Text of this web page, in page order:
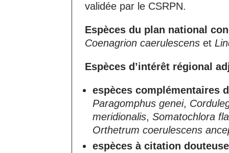
validée par le CSRPN.
Espèces du plan national
Coenagrion caerulescens et
Espèces d’intérêt régional
espèces complémentaires
Paragomphus genei,
meridionalis, Somatochlora
Orthetrum coerulescens
espèces à citation